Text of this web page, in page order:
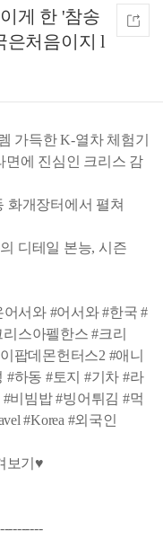
게 한 '참송
은처음이지 l
가득한 K-열차 체험기
에 진심인 크리스 감
화개장터에서 펼쳐
디테일 본능, 시즌
서와 #어서와 #한국 #
스아펠한스 #크리
팝데몬헌터스2 #애니
#하동 #토지 #기차 #라
비빔밥 #빙어튀김 #먹
#Korea #외국인
보기♥